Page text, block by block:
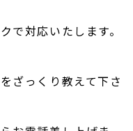
で対応いたします。
ざっくり教えて下さ